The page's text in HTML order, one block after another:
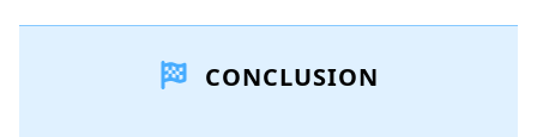
CONCLUSION